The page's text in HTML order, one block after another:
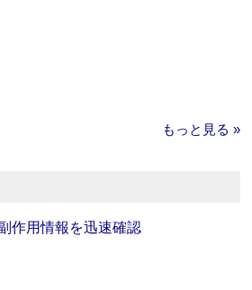
もっと見る »
作用情報を迅速確認